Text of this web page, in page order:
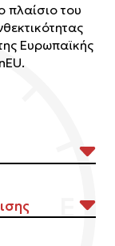
πλαίσιο του
Ευρωπαϊκής
(100
διάρκειας